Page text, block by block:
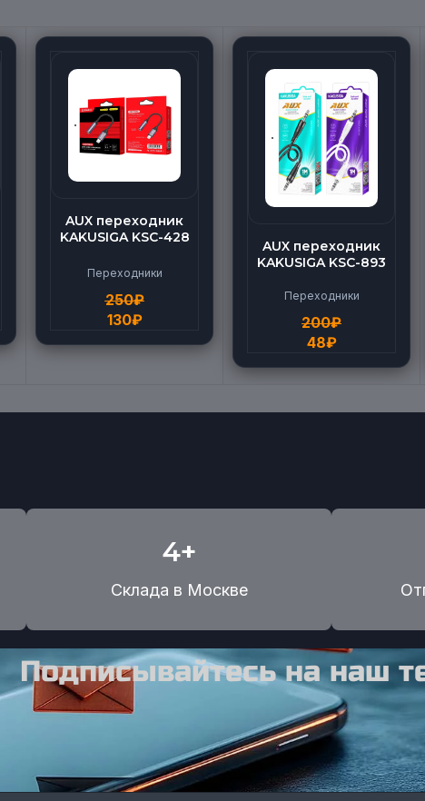
AUX переходник
KAKUSIGA KSC-428
Переходники
250₽
130₽
AUX переходник
KAKUSIGA KSC-893
Переходники
200₽
48₽
4+
Склада в Москве
Подписывайтесь на наш